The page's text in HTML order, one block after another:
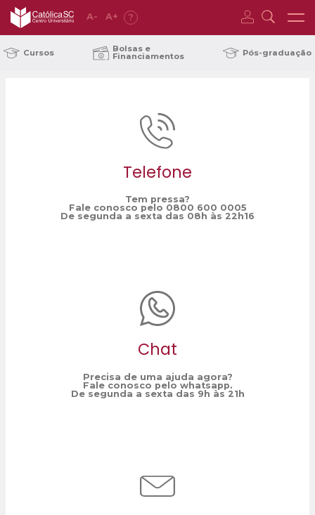
A- A+ ?
Cursos Bolsas e
Financiamentos Pós-graduação
Telefone
Tem pressa?
Fale conosco pelo 0800 600 0005
De segunda a sexta das 08h às 22h16
Chat
Precisa de uma ajuda agora?
Fale conosco pelo whatsapp.
De segunda a sexta das 9h às 21h